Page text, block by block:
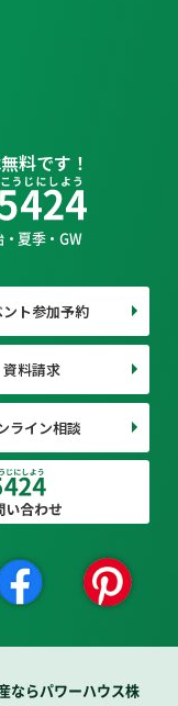
料です！
夏季・GW
ント参加予約
資料請求
ライン相談
ならパワーハウス株